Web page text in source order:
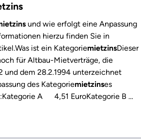
und wie erfolgt eine Anpassung
hierzu finden Sie in
ist ein KategoriemietzinsDieser
für Altbau-Mietverträge, die
und dem 28.2.1994 unterzeichnet
des Kategoriemietzinses
A 4,51 EuroKategorie B …